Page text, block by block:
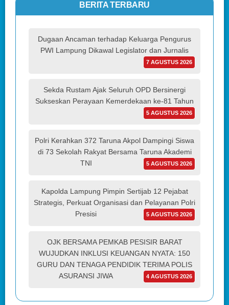
BERITA TERBARU
Dugaan Ancaman terhadap Keluarga Pengurus
PWI Lampung Dikawal Legislator dan Jurnalis
7 AGUSTUS 2026
Sekda Rustam Ajak Seluruh OPD Bersinergi
Sukseskan Perayaan Kemerdekaan ke-81 Tahun
5 AGUSTUS 2026
Polri Kerahkan 372 Taruna Akpol Dampingi Siswa
di 73 Sekolah Rakyat Bersama Taruna Akademi
TNI
5 AGUSTUS 2026
Kapolda Lampung Pimpin Sertijab 12 Pejabat
Strategis, Perkuat Organisasi dan Pelayanan Polri
Presisi
5 AGUSTUS 2026
OJK BERSAMA PEMKAB PESISIR BARAT
WUJUDKAN INKLUSI KEUANGAN NYATA: 150
GURU DAN TENAGA PENDIDIK TERIMA POLIS
ASURANSI JIWA
4 AGUSTUS 2026